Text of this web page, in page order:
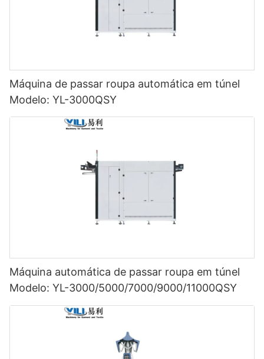
Máquina de passar roupa automática em túnel
Modelo: YL-3000QSY
Máquina automática de passar roupa em túnel
Modelo: YL-3000/5000/7000/9000/11000QSY